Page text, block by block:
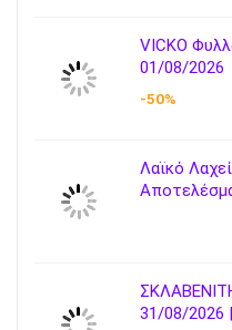
VICKO
01/08/2026
-50%
Λαϊκό
31/08/2026